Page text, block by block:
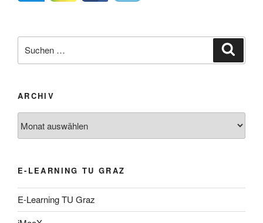
nach:
ARCHIV
E-LEARNING TU GRAZ
E-Learning TU Graz